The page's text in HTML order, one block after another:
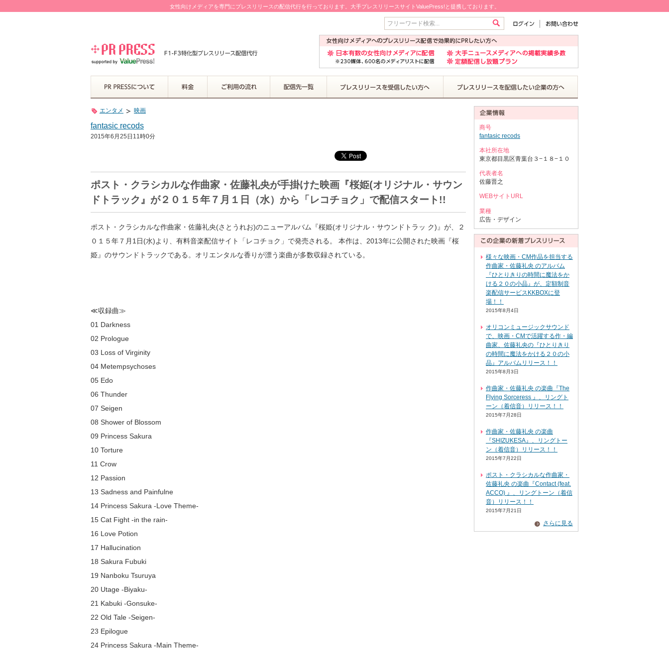
女性向けメディアを専門にプレスリリースの配信代行を行っております。大手プレスリリースサイトValuePress!と提携しております。
フリーワード検索...
エンタメ 映画
fantasic recods
2015年6月25日11時0分
ポスト・クラシカルな作曲家・佐藤礼央が手掛けた映画『桜姫(オリジナル・サウン
ドトラック』が２０１５年７月１日（水）から「レコチョク」で配信スタート!!
ポスト・クラシカルな作曲家・佐藤礼央(さとうれお)のニューアルバム『桜姫(オリジナル・サウンドトラッ ク)』が、２
０１５年７月1日(水)より、有料音楽配信サイト「レコチョク」で発売される。 本作は、2013年に公開された映画『桜
姫』のサウンドトラックである。オリエンタルな香りが漂う楽曲が多数収録されている。
≪収録曲≫
01 Darkness
02 Prologue
03 Loss of Virginity
04 Metempsychoses
05 Edo
06 Thunder
07 Seigen
08 Shower of Blossom
09 Princess Sakura
10 Torture
11 Crow
12 Passion
13 Sadness and Painfulne
14 Princess Sakura -Love Theme-
15 Cat Fight -in the rain-
16 Love Potion
17 Hallucination
18 Sakura Fubuki
19 Nanboku Tsuruya
20 Utage -Biyaku-
21 Kabuki -Gonsuke-
22 Old Tale -Seigen-
23 Epilogue
24 Princess Sakura -Main Theme-
商号
fantasic recods
本社所在地
東京都目黒区青葉台３−１８−１０
代表者名
佐藤晋之
WEBサイトURL
業種
広告・デザイン
様々な映画・CM作品を担当する
作曲家・佐藤礼央 のアルバム
『ひとりきりの時間に魔法をか
ける２０の小品』が、定額制音
楽配信サービスKKBOXに登
場！！
2015年8月4日
オリコンミュージックサウンド
で、映画・CMで活躍する作・編
曲家、佐藤礼央の『ひとりきり
の時間に魔法をかける２０の小
品』アルバムリリース！！
2015年8月3日
作曲家・佐藤礼央 の楽曲『The
Flying Sorceress 』、リングト
ーン（着信音）リリース！！
2015年7月28日
作曲家・佐藤礼央 の楽曲
『SHIZUKESA』、リングトー
ン（着信音）リリース！！
2015年7月22日
ポスト・クラシカルな作曲家・
佐藤礼央 の楽曲『Contact (feat.
ACCO) 』、リングトーン（着信
音）リリース！！
2015年7月21日
さらに見る